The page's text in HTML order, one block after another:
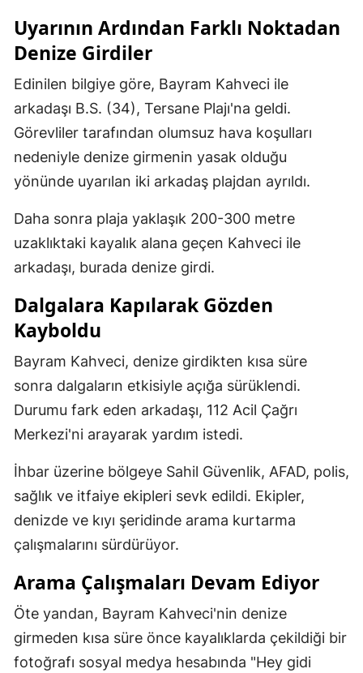
Mersin
İstanbul
İzmir
Kars
Kastamonu
Kayseri
Kırşehir
Konya
Kütahya
Manisa
Kahramanmaraş
Mardin
Muğla
Muş
Nevşehir
Uyarının Ardından Farklı Noktadan
Denize Girdiler
Edinilen bilgiye göre, Bayram Kahveci ile
arkadaşı B.S. (34), Tersane Plajı'na geldi.
Görevliler tarafından olumsuz hava koşulları
nedeniyle denize girmenin yasak olduğu
yönünde uyarılan iki arkadaş plajdan ayrıldı.
Daha sonra plaja yaklaşık 200-300 metre
uzaklıktaki kayalık alana geçen Kahveci ile
arkadaşı, burada denize girdi.
Dalgalara Kapılarak Gözden
Kayboldu
Bayram Kahveci, denize girdikten kısa süre
sonra dalgaların etkisiyle açığa sürüklendi.
Durumu fark eden arkadaşı, 112 Acil Çağrı
Merkezi'ni arayarak yardım istedi.
İhbar üzerine bölgeye Sahil Güvenlik, AFAD, polis,
sağlık ve itfaiye ekipleri sevk edildi. Ekipler,
denizde ve kıyı şeridinde arama kurtarma
çalışmalarını sürdürüyor.
Arama Çalışmaları Devam Ediyor
Öte yandan, Bayram Kahveci'nin denize
girmeden kısa süre önce kayalıklarda çekildiği bir
fotoğrafı sosyal medya hesabında "Hey gidi